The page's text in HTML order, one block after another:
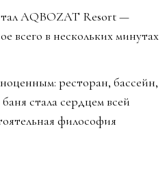
AQBOZAT Resort —
всего в нескольких минутах
ресторан, бассейн,
стала сердцем всей
философия